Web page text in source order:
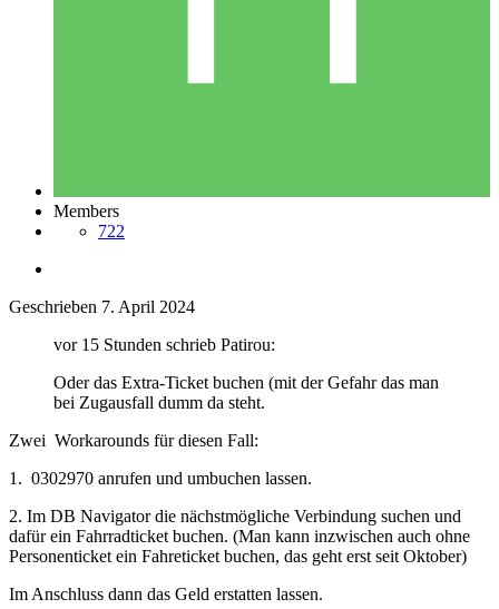
Members
722
Geschrieben 7. April 2024
vor 15 Stunden schrieb Patirou:
Oder das Extra-Ticket buchen (mit der Gefahr das man
bei Zugausfall dumm da steht.
Zwei Workarounds für diesen Fall:
1. 0302970 anrufen und umbuchen lassen.
2. Im DB Navigator die nächstmögliche Verbindung suchen und
dafür ein Fahrradticket buchen. (Man kann inzwischen auch ohne
Personenticket ein Fahreticket buchen, das geht erst seit Oktober)
Im Anschluss dann das Geld erstatten lassen.